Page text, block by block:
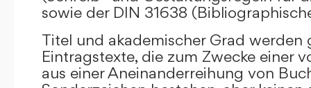
sowie der DIN 31638
Titel und akademischer Grad werden
Eintragstexte, die zum Zwecke einer
aus einer Aneinanderreihung von